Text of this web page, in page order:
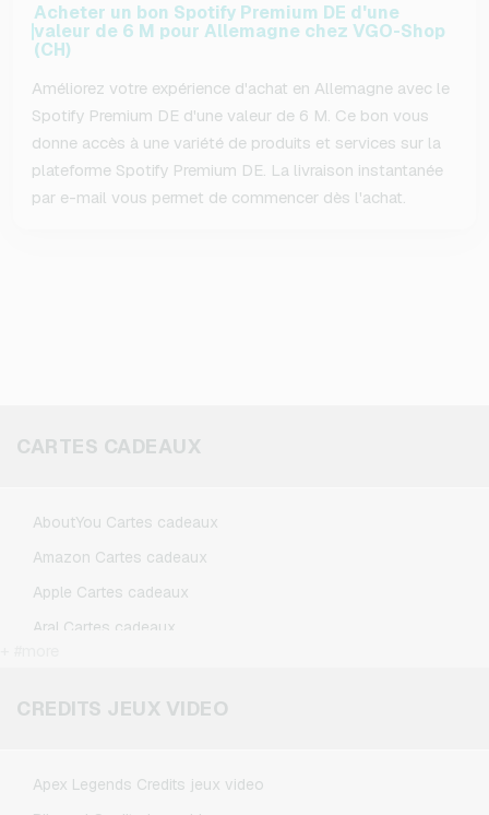
Acheter un bon Spotify Premium DE d'une
valeur de 6 M pour Allemagne chez VGO-Shop
(CH)
Améliorez votre expérience d'achat en Allemagne avec le
Spotify Premium DE d'une valeur de 6 M. Ce bon vous
donne accès à une variété de produits et services sur la
plateforme Spotify Premium DE. La livraison instantanée
par e-mail vous permet de commencer dès l'achat.
CARTES CADEAUX
AboutYou Cartes cadeaux
Amazon Cartes cadeaux
Apple Cartes cadeaux
Aral Cartes cadeaux
CircleK Cartes cadeaux
CREDITS JEUX VIDEO
Apex Legends Credits jeux video